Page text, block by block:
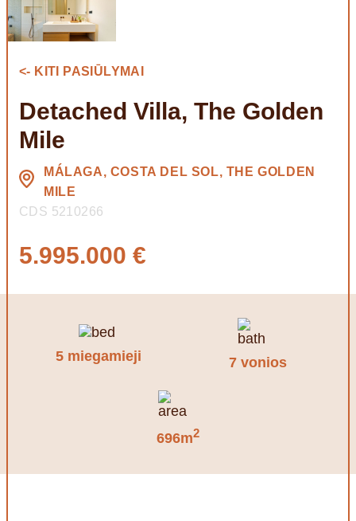
<- KITI PASIŪLYMAI
Detached Villa, The Golden
Mile
MÁLAGA, COSTA DEL SOL, THE GOLDEN
MILE
CDS 5210266
5.995.000 €
5 miegamieji 7 vonios
696m2